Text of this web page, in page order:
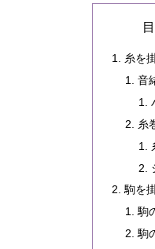
糸を
音
糸
駒を
駒
駒